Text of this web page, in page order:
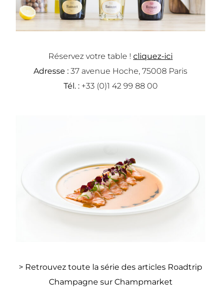
Réservez votre table ! cliquez-ici
Adresse : 37 avenue Hoche, 75008 Paris
Tél. :+33 (0)1 42 99 88 00
> Retrouvez toute la série des articles Roadtrip
Champagne sur Champmarket